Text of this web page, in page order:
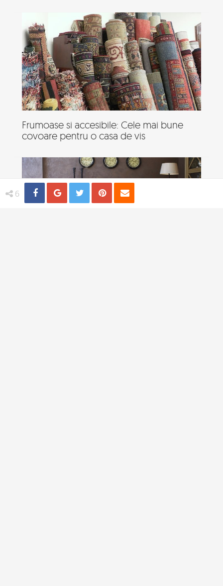
6 Share Distribuie
Tweet Pin
Frumoase si accesibile: Cele mai bune
covoare pentru o casa de vis